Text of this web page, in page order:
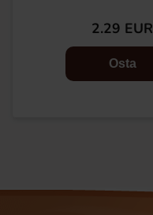
2.29 EUR
Osta